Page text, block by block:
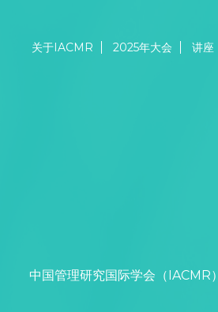
关于IACMR 2025年大会 讲座
中国管理研究国际学会（IACMR